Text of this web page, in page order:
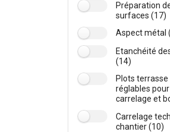
Préparation
surfaces (17)
Aspect métal
Etanchéité
(14)
Plots terrasse
réglables
carrelage et
Carrelage
chantier (10)